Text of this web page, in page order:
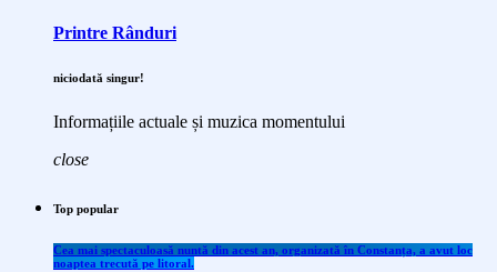
Printre Rânduri
niciodată singur!
Informațiile actuale și muzica momentului
close
Top popular
Cea mai spectaculoasă nuntă din acest an, organizată în Constanța, a avut loc
noaptea trecută pe litoral.